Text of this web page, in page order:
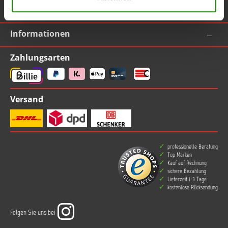
TOPLAC
Informationen
Zahlungsarten
Versand
professionelle Beratung
Top Marken
Kauf auf Rechnung
sichere Bezahlung
Lieferzeit 1-3 Tage
kostenlose Rücksendung
Folgen Sie uns bei